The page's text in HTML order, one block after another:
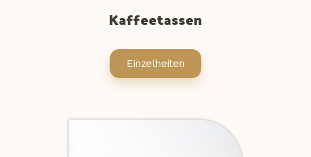
Kaffeetassen
Einzelheiten